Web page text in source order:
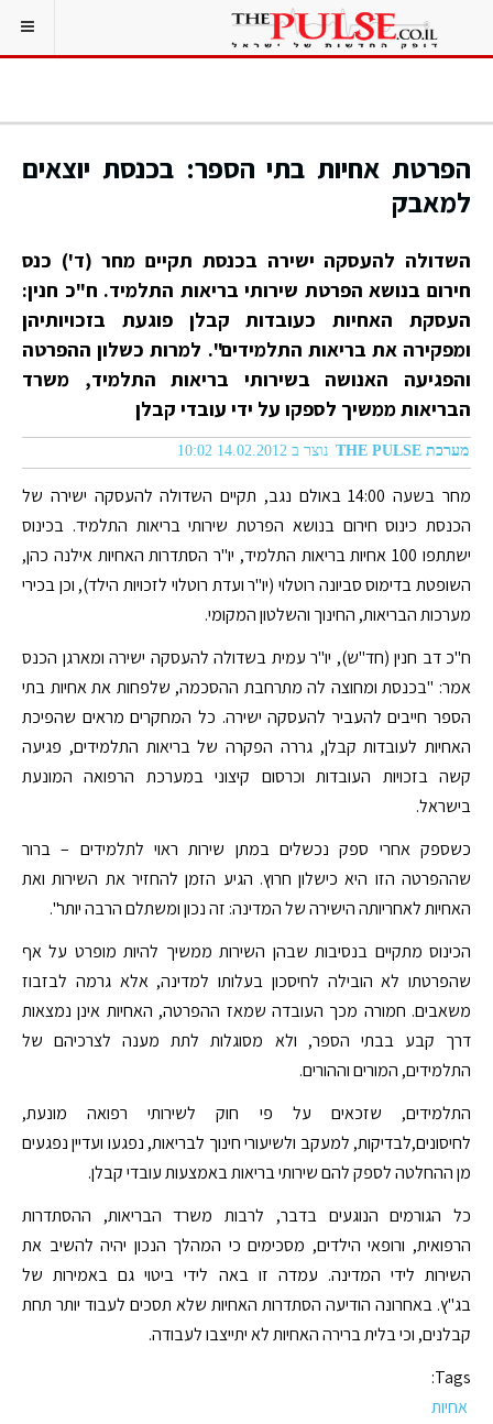
הפרטת אחיות בתי הספר: בכנסת יוצאים
למאבק
השדולה להעסקה ישירה בכנסת תקיים מחר (ד') כנס
חירום בנושא הפרטת שירותי בריאות התלמיד. ח"כ חנין:
העסקת האחיות כעובדות קבלן פוגעת בזכויותיהן
ומפקירה את בריאות התלמידים". למרות כשלון ההפרטה
והפגיעה האנושה בשירותי בריאות התלמיד, משרד
הבריאות ממשיך לספקו על ידי עובדי קבלן
מערכת THE PULSE נוצר ב 14.02.2012 10:02
מחר בשעה 14:00 באולם נגב, תקיים השדולה להעסקה ישירה של
הכנסת כינוס חירום בנושא הפרטת שירותי בריאות התלמיד. בכינוס
ישתתפו 100 אחיות בריאות התלמיד, יו"ר הסתדרות האחיות אילנה כהן,
השופטת בדימוס סביונה רוטלוי (יו"ר ועדת רוטלוי לזכויות הילד), וכן בכירי
מערכות הבריאות, החינוך והשלטון המקומי.
ח"כ דב חנין (חד"ש), יו"ר עמית בשדולה להעסקה ישירה ומארגן הכנס
אמר: "בכנסת ומחוצה לה מתרחבת ההסכמה, שלפחות את אחיות בתי
הספר חייבים להעביר להעסקה ישירה. כל המחקרים מראים שהפיכת
האחיות לעובדות קבלן, גררה הפקרה של בריאות התלמידים, פגיעה
קשה בזכויות העובדות וכרסום קיצוני במערכת הרפואה המונעת
בישראל.
כשספק אחרי ספק נכשלים במתן שירות ראוי לתלמידים – ברור
שההפרטה הזו היא כישלון חרוץ. הגיע הזמן להחזיר את השירות ואת
האחיות לאחריותה הישירה של המדינה: זה נכון ומשתלם הרבה יותר".
הכינוס מתקיים בנסיבות שבהן השירות ממשיך להיות מופרט על אף
שהפרטתו לא הובילה לחיסכון בעלותו למדינה, אלא גרמה לבזבוז
משאבים. חמורה מכך העובדה שמאז ההפרטה, האחיות אינן נמצאות
דרך קבע בבתי הספר, ולא מסוגלות לתת מענה לצרכיהם של
התלמידים, המורים וההורים.
התלמידים, שזכאים על פי חוק לשירותי רפואה מונעת,
לחיסונים,לבדיקות, למעקב ולשיעורי חינוך לבריאות, נפגעו ועדיין נפגעים
מן ההחלטה לספק להם שירותי בריאות באמצעות עובדי קבלן.
כל הגורמים הנוגעים בדבר, לרבות משרד הבריאות, ההסתדרות
הרפואית, ורופאי הילדים, מסכימים כי המהלך הנכון יהיה להשיב את
השירות לידי המדינה. עמדה זו באה לידי ביטוי גם באמירות של
בג"ץ. באחרונה הודיעה הסתדרות האחיות שלא תסכים לעבוד יותר תחת
קבלנים, וכי בלית ברירה האחיות לא יתייצבו לעבודה.
Tags:
אחיות